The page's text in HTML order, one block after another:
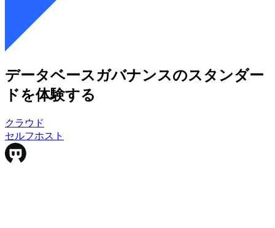
データベースガバナンスのスタンダー
ドを体験する
クラウド
クラウド
セルフホスト
セルフホスト